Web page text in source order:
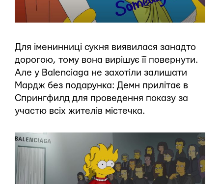
Для іменинниці сукня виявилася занадто
дорогою, тому вона вирішує її повернути.
Але у Balenciaga не захотіли залишати
Мардж без подарунка: Демн прилітає в
Спрингфилд для проведення показу за
участю всіх жителів містечка.